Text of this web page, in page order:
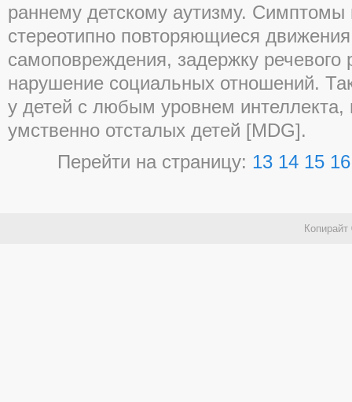
раннему детскому аутизму. Симптомы
стереотипно повторяющиеся
самоповреждения, задержку речевого
нарушение социальных отношений.
у детей с любым уровнем интеллекта,
умственно отсталых детей [MDG].
Перейти на страницу: 13 14 15 16